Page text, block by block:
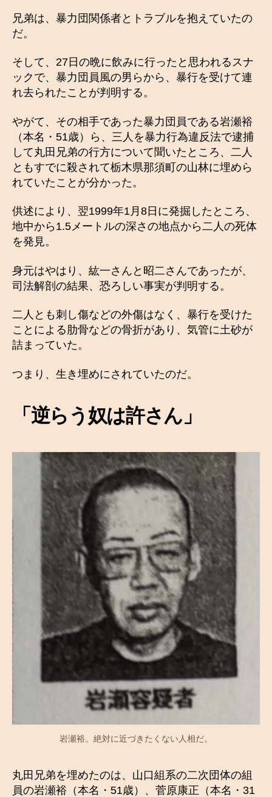
兄弟は、暴力団関係者とトラブルを抱えていたの
だ。
そして、27日の晩に飲みに行ったと思われるスナ
ックで、暴力団員風の男らから、暴行を受けて連
れ去られたことが判明する。
やがて、その相手であった暴力団員である岩瀬裕
（本名・51歳）ら、三人を暴力行為違反法で逮捕
して丸田兄弟の行方について聞いたところ、二人
ともすでに殺されて栃木県那須町の山林に埋めら
れていたことが分かった。
供述により、翌1999年1月8日に発掘したところ、
地中から1.5メートルの深さの地点から二人の死体
を発見。
身元はやはり、紘一さんと昭二さんであったが、
司法解剖の結果、恐ろしい事実が判明する。
二人とも刺し傷などの外傷はなく、暴行を受けた
ことによる肋骨などの骨折があり、気管に土砂が
詰まっていた。
つまり、生き埋めにされていたのだ。
「逆らう奴は許さん」
岩瀬裕。絶対に近づきたくない人相だ。
丸田兄弟を埋めたのは、山口組系の二次団体の組
員の岩瀬裕（本名・51歳）、菅原康正（本名・31